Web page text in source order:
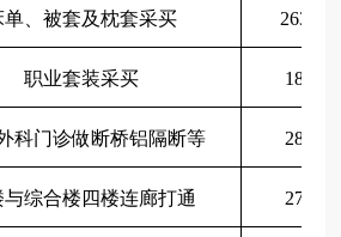
单、被套及枕套采买
职业套装采买
科门诊做断桥铝隔断等
与综合楼四楼连廊打通